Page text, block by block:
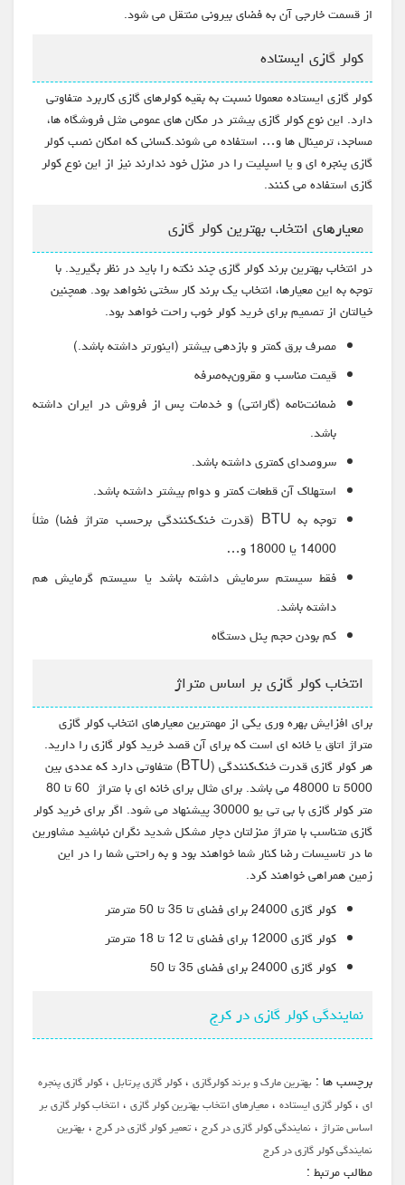
از قسمت خارجی آن به فضای بیرونی منتقل می شود.
کولر گازی ایستاده
کولر گازی ایستاده معمولا نسبت به بقیه کولرهای گازی کاربرد متفاوتی
دارد. این نوع کولر گازی بیشتر در مکان های عمومی مثل فروشگاه ها،
مساجد، ترمینال ها و… استفاده می شوند.کسانی که امکان نصب کولر
گازی پنجره ای و یا اسپلیت را در منزل خود ندارند نیز از این نوع کولر
گازی استفاده می کنند.
معیارهای انتخاب بهترین کولر گازی
در انتخاب بهترین برند کولر گازی چند نکته را باید در نظر بگیرید. با
توجه به این معیارها، انتخاب یک برند کار سختی نخواهد بود. همچنین
خیالتان از تصمیم برای خرید کولر خوب راحت خواهد بود.
مصرف برق کمتر و بازدهی بیشتر (اینورتر داشته باشد.)
قیمت مناسب و مقرون‌به‌صرفه
ضمانت‌نامه (گارانتی) و خدمات پس از فروش در ایران داشته
باشد.
سروصدای کمتری داشته باشد.
استهلاک آن قطعات کمتر و دوام بیشتر داشته باشد.
توجه به BTU (قدرت خنک‌کنندگی برحسب متراژ فضا) مثلاً
14000 یا 18000 و…
فقط سیستم سرمایش داشته باشد یا سیستم گرمایش هم
داشته باشد.
کم بودن حجم پنل دستگاه
انتخاب کولر گازی بر اساس متراژ
برای افزایش بهره وری یکی از مهمترین معیارهای انتخاب کولر گازی
متراژ اتاق یا خانه ای است که برای آن قصد خرید کولر گازی را دارید.
هر کولر گازی قدرت خنک‌کنندگی (BTU) متفاوتی دارد که عددی بین
5000 تا 48000 می باشد. برای مثال برای خانه ای با متراژ 60 تا 80
متر کولر گازی با بی تی یو 30000 پیشنهاد می شود. اگر برای خرید کولر
گازی متناسب با متراژ منزلتان دچار مشکل شدید نگران نباشید مشاورین
ما در تاسیسات رضا کنار شما خواهند بود و به راحتی شما را در این
زمین همراهی خواهند کرد.
کولر گازی 24000 برای فضای تا 35 تا 50 مترمتر
کولر گازی 12000 برای فضای تا 12 تا 18 مترمتر
کولر گازی 24000 برای فضای 35 تا 50
نمایندگی کولر گازی در کرج
برچسب ها : بهترین مارک و برند کولرگازی،کولر گازی پرتابل،کولر گازی پنجره
ای،کولر گازی ایستاده،معیارهای انتخاب بهترین کولر گازی،انتخاب کولر گازی بر
اساس متراژ،نمایندگی کولر گازی در کرج،تعمیر کولر گازی در کرج،بهترین
نمایندگی کولر گازی در کرج
مطالب مرتبط :